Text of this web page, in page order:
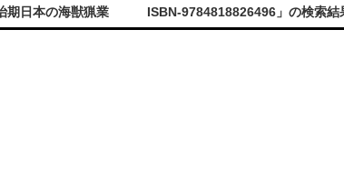
期日本の海獣猟業 ISBN-9784818826496」の検索結